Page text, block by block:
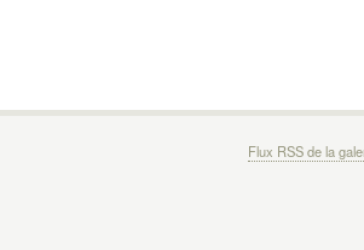
Flux RSS de la